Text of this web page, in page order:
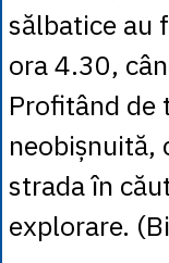
sălbatice au
ora 4.30,
Profitând de
neobișnuită,
strada în
explorare.